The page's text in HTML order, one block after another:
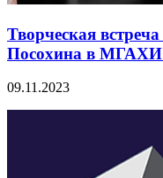
Творческая
Посохина в МГАХИ
09.11.2023